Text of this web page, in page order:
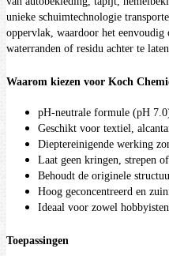
unieke schuimtechnologie
oppervlak, waardoor het eenvoudig
waterranden of residu achter te
Waarom kiezen voor Koch
pH-neutrale formule (pH
Geschikt voor textiel,
Dieptereinigende werking
Laat geen kringen, strepen
Behoudt de originele
Hoog geconcentreerd en
Ideaal voor zowel
Toepassingen